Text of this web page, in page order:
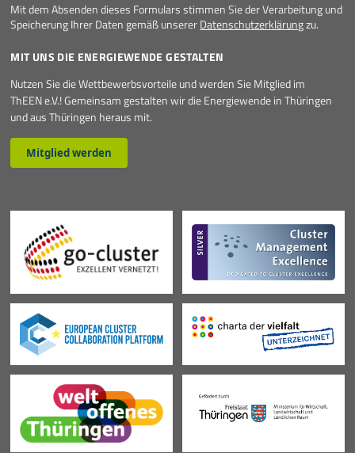
Mit dem Absenden dieses Formulars stimmen Sie der Verarbeitung und
Speicherung Ihrer Daten gemäß unsererDatenschutzerklärungzu.
MIT UNS DIE ENERGIEWENDE GESTALTEN
Nutzen Sie die Wettbewerbsvorteile und werden Sie Mitglied im
ThEEN e.V.! Gemeinsam gestalten wir die Energiewende in Thüringen
und aus Thüringen heraus mit.
Mitglied werden